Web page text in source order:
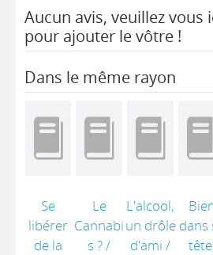
Aucun avis, veuillez vous
pour ajouter le vôtre !
Dans le même rayon
Se
libérer
de la
Le
Cannabi
s ?/
L'alcool,
un drôle
d'ami /
dans